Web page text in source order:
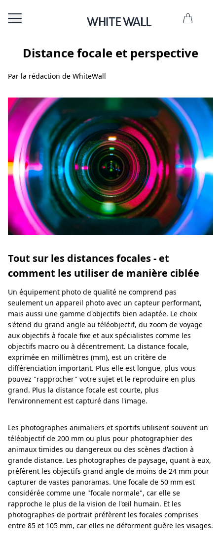
Distance focale et perspective
Par la rédaction de WhiteWall
Tout sur les distances focales - et
comment les utiliser de manière ciblée
Un équipement photo de qualité ne comprend pas
seulement un appareil photo avec un capteur performant,
mais aussi une gamme d'objectifs bien adaptée. Le choix
s'étend du grand angle au téléobjectif, du zoom de voyage
aux objectifs à focale fixe et aux spécialistes comme les
objectifs macro ou à décentrement. La distance focale,
exprimée en millimètres (mm), est un critère de
différenciation important. Plus elle est longue, plus vous
pouvez "rapprocher" votre sujet et le reproduire en plus
grand. Plus la distance focale est courte, plus
l'environnement est capturé dans l'image.
Les photographes animaliers et sportifs utilisent souvent un
téléobjectif de 200 mm ou plus pour photographier des
animaux timides ou dangereux ou des scènes d'action à
grande distance. Les photographes de paysage, quant à eux,
préfèrent les objectifs grand angle de moins de 24 mm pour
capturer de vastes panoramas. Une focale de 50 mm est
considérée comme une "focale normale", car elle se
rapproche le plus de la vision de l'œil humain. Et les
photographes de portrait préfèrent les focales comprises
entre 85 et 105 mm, car elles ne déforment guère les visages.